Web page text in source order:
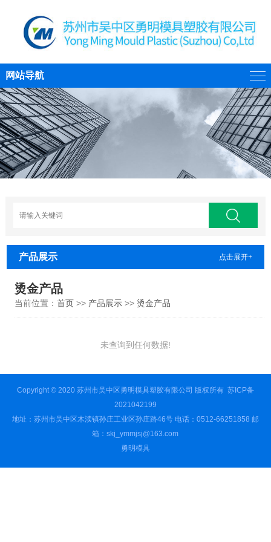
网站导航
产品展示 点击展开+
烫金产品
当前位置： 首页>> 产品展示>> 烫金产品
未查询到任何数据!
Copyright © 2020 苏州市吴中区勇明模具塑胶有限公司 版权所有 苏ICP备
2021042199
地址：苏州市吴中区木渎镇孙庄工业区孙庄路46号 电话：0512-66251858 邮
箱：skj_ymmjsj@163.com
勇明模具